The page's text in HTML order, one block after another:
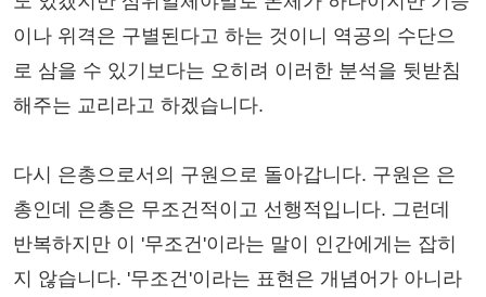
이나 위격은 구별된다고 하는 것이니 역공의 수단으
로 삼을 수 있기보다는 오히려 이러한 분석을 뒷받침
해주는 교리라고 하겠습니다.
다시 은총으로서의 구원으로 돌아갑니다. 구원은 은
총인데 은총은 무조건적이고 선행적입니다. 그런데
반복하지만 이 '무조건'이라는 말이 인간에게는 잡히
지 않습니다. '무조건'이라는 표현은 개념어가 아니라